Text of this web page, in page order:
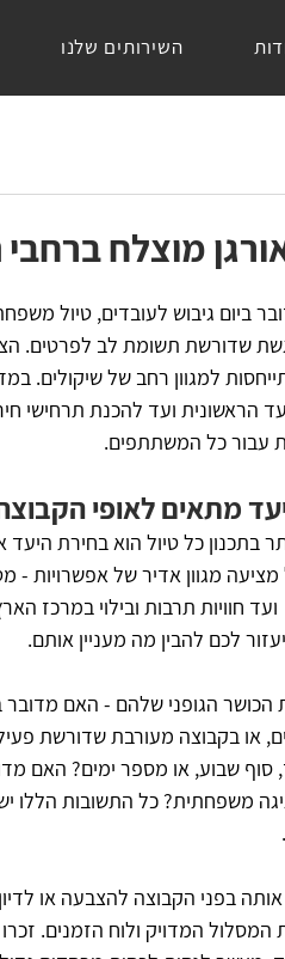
השירותים שלנו
מוצלח
ביום גיבוש לעובדים, טיול
שדורשת תשומת לב לפרטים.
למגוון רחב של שיקולים.
הראשונית ועד להכנת תרחישי
עבור כל המשתתפים.
מתאים לאופי
בתכנון כל טיול הוא בחירת
מגוון אדיר של אפשרויות -
חוויות תרבות ובילוי במרכז
לכם להבין מה מעניין אותם.
הגופני שלהם - האם מדובר
או בקבוצה מעורבת שדורשת
סוף שבוע, או מספר ימים? האם
משפחתית? כל התשובות הללו
בפני הקבוצה להצבעה או
המסלול המדויק ולוח הזמנים.